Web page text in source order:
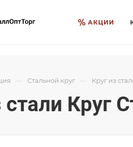
АКЦИИ
— Стальной круг — Круг из
стали Круг